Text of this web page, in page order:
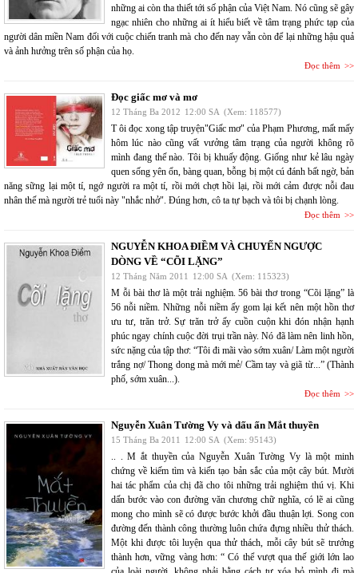
những ai còn tha thiết tới số phận của Việt Nam. Nó cũng sẽ gây
ngạc nhiên cho những ai ít hiểu biết về tâm trạng phức tạp của
người dân miền Nam đối với cuộc chiến tranh mà cho đến nay vẫn còn để lại những hậu quả
và ảnh hưởng trên số phận của họ.
Đọc thêm
Đọc giấc mơ và mơ
12 Tháng Ba 2012 12:00 SA (Xem: 118577)
T ôi đọc xong tập truyện"Giấc mơ" của Phạm Phương, mất mấy
hôm lúc nào cũng vất vưởng tâm trạng của người không rõ
mình đang thế nào. Tôi bị khuấy động. Giống như kẻ lâu ngày
quen sống yên ổn, bàng quan, bỗng bị một cú đánh bất ngờ, bản
năng sững lại một tí, ngớ người ra một tí, rồi mới chợt hồi lại, rồi mới cảm được nỗi đau
nhân thế mà người trẻ tuổi này "nhắc nhở". Đúng hơn, cô ta tự bạch và tôi bị chạnh lòng.
Đọc thêm
NGUYỄN KHOA ĐIỀM VÀ CHUYẾN NGƯỢC
DÒNG VỀ “CÕI LẶNG”
12 Tháng Năm 2011 12:00 SA (Xem: 115323)
M ỗi bài thơ là một trải nghiệm. 56 bài thơ trong “Cõi lặng” là
56 nỗi niềm. Những nỗi niềm ấy gom lại kết nên một hồn thơ
ưu tư, trăn trở. Sự trăn trở ấy cuồn cuộn khi đón nhận hạnh
phúc ngay chính cuộc đời trụi trần này. Nó đã làm nên linh hồn,
sức nặng của tập thơ: “Tôi đi mãi vào sớm xuân/ Làm một người
trắng nợ/ Thong dong mà mới mẻ/ Cầm tay và giã từ...” (Thành
phố, sớm xuân...).
Đọc thêm
Nguyễn Xuân Tường Vy và dấu ấn Mắt thuyền
15 Tháng Ba 2011 12:00 SA (Xem: 95143)
.. . M ắt thuyền của Nguyễn Xuân Tường Vy là một minh
chứng về kiếm tìm và kiến tạo bản sắc của một cây bút. Mười
hai tác phẩm của chị đã cho tôi những trải nghiệm thú vị. Khi
dấn bước vào con đường văn chương chữ nghĩa, có lẽ ai cũng
mong cho mình sẽ có được bước khởi đầu thuận lợi. Song con
đường đến thành công thường luôn chứa đựng nhiều thử thách.
Một khi được tôi luyện qua thử thách, mỗi cây bút sẽ trưởng
thành hơn, vững vàng hơn: “ Có thể vượt qua thế giới lớn lao